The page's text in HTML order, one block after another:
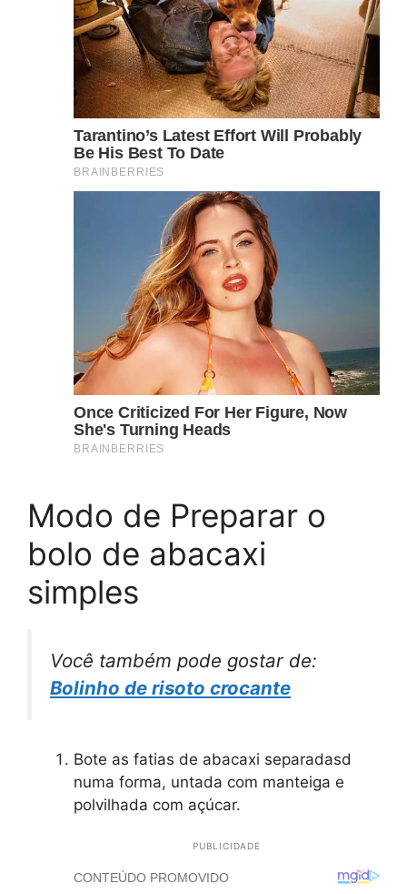
Modo de Preparar o
bolo de abacaxi
simples
Você também pode gostar de:
Bolinho de risoto crocante
Bote as fatias de abacaxi separadasd
numa forma, untada com manteiga e
polvilhada com açúcar.
PUBLICIDADE